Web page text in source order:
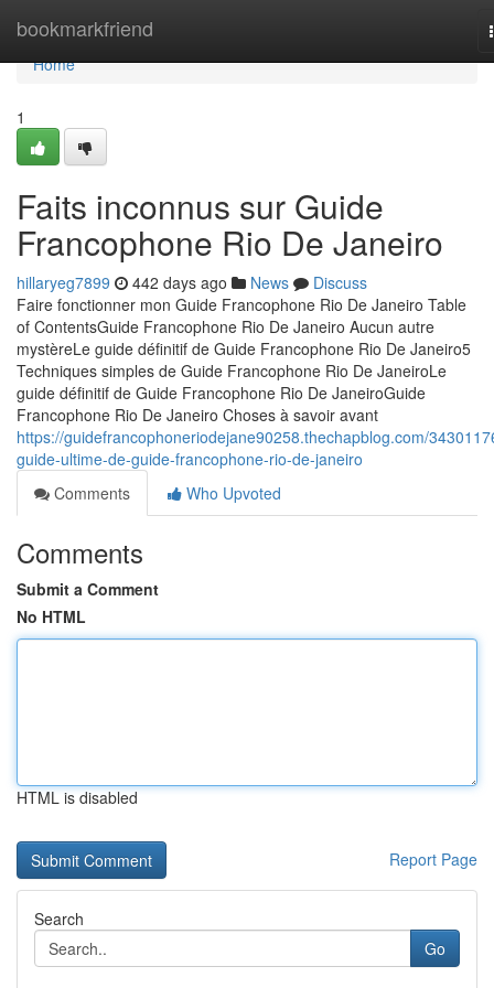
bookmarkfriend
Home
Home
1
Faits inconnus sur Guide
Francophone Rio De Janeiro
hillaryeg7899 442 days ago News
Discuss
Faire fonctionner mon Guide Francophone Rio De Janeiro Table
of ContentsGuide Francophone Rio De Janeiro Aucun autre
mystèreLe guide définitif de Guide Francophone Rio De Janeiro5
Techniques simples de Guide Francophone Rio De JaneiroLe
guide définitif de Guide Francophone Rio De JaneiroGuide
Francophone Rio De Janeiro Choses à savoir avant
https://guidefrancophoneriodejane90258.thechapblog.com/
guide-ultime-de-guide-francophone-rio-de-janeiro
Comments
Who Upvoted
Comments
Submit a Comment
No HTML
HTML is disabled
Report Page
Search
Go